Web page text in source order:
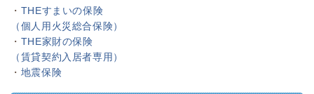
・ THEすまいの保険
（個人用火災総合保険）
・ THE家財の保険
（賃貸契約入居者専用）
・ 地震保険